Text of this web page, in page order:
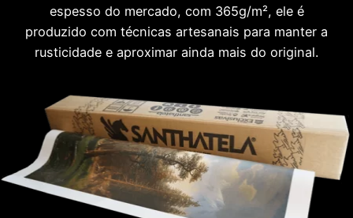
espesso do mercado, com 365g/m², ele é
produzido com técnicas artesanais para manter a
rusticidade e aproximar ainda mais do original.